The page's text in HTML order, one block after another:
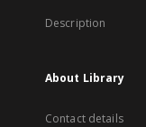
Description
About Library
Contact details